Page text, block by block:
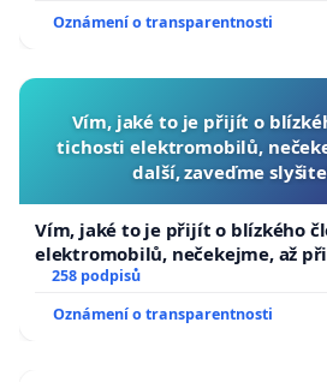
Oznámení o transparentnosti
Vím, jaké to je přijít o
tichosti elektromobilů,
další, zaveďme
Vím, jaké to je přijít o blízkého
elektromobilů, nečekejme, až
zaveďme slyšitelná auta!
258 podpisů
Oznámení o transparentnosti